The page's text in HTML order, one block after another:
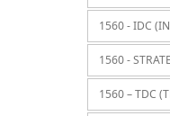
1560 - IDC
1560 -
1560 – TDC